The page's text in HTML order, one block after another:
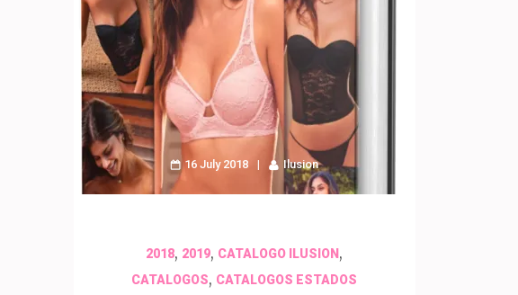
16 July 2018 Ilusion
2018, 2019, CATALOGO ILUSION ,
CATALOGOS, CATALOGOS ESTADOS